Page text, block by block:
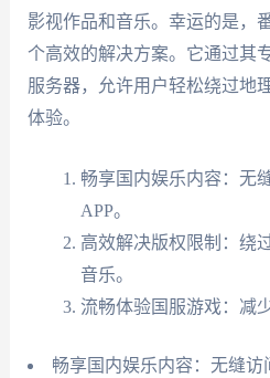
影视作品和音乐。幸运的是，
个高效的解决方案。它通过其
服务器，允许用户轻松绕过地
体验。
畅享国内娱乐内容：无
APP。
高效解决版权限制：绕
音乐。
流畅体验国服游戏：减
畅享国内娱乐内容：无缝访